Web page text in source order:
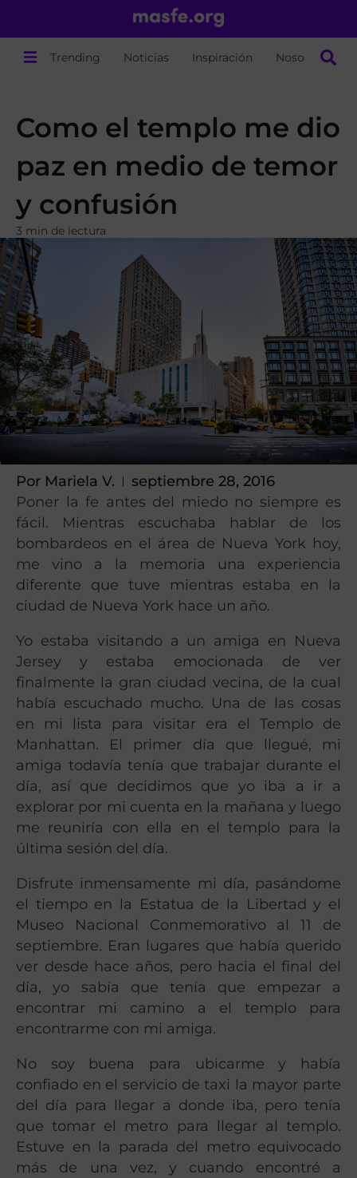
Trending Noticias Inspiración Nosotros
Como el templo me dio
paz en medio de temor
y confusión
3 min de lectura
Por Mariela V.
septiembre 28, 2016
Poner la fe antes del miedo no siempre es
fácil. Mientras escuchaba hablar de los
bombardeos en el área de Nueva York hoy,
me vino a la memoria una experiencia
diferente que tuve mientras estaba en la
ciudad de Nueva York hace un año.
Yo estaba visitando a un amiga en Nueva
Jersey y estaba emocionada de ver
finalmente la gran ciudad vecina, de la cual
había escuchado mucho. Una de las cosas
en mi lista para visitar era el Templo de
Manhattan. El primer día que llegué, mi
amiga todavía tenía que trabajar durante el
día, así que decidimos que yo iba a ir a
explorar por mi cuenta en la mañana y luego
me reuniría con ella en el templo para la
última sesión del día.
Disfrute inmensamente mi día, pasándome
el tiempo en la Estatua de la Libertad y el
Museo Nacional Conmemorativo al 11 de
septiembre. Eran lugares que había querido
ver desde hace años, pero hacia el final del
día, yo sabía que tenía que empezar a
encontrar mi camino a el templo para
encontrarme con mi amiga.
No soy buena para ubicarme y había
confiado en el servicio de taxi la mayor parte
del día para llegar a donde iba, pero tenía
que tomar el metro para llegar al templo.
Estuve en la parada del metro equivocado
más de una vez, y cuando encontré a